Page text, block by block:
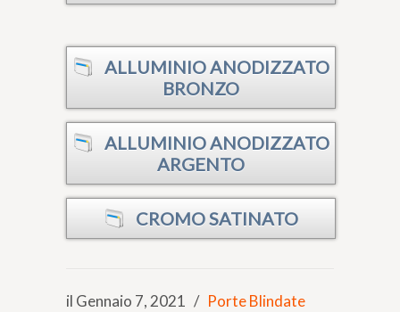
ALLUMINIO ANODIZZATO
BRONZO
ALLUMINIO ANODIZZATO
ARGENTO
CROMO SATINATO
il Gennaio 7, 2021 / Porte Blindate